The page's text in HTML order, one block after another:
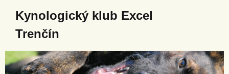
Kynologický klub Excel
Trenčín